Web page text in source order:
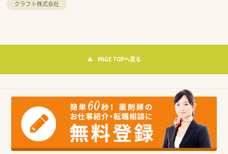
クラフト株式会社
PAGE TOPへ戻る